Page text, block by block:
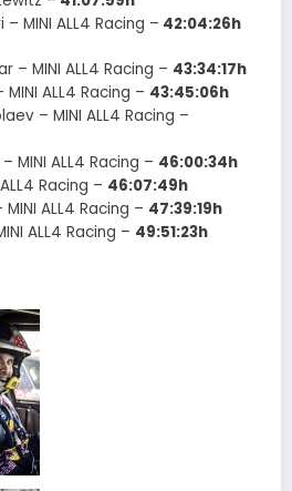
MINI ALL4 Racing – 42:04:26h
– MINI ALL4 Racing – 43:34:17h
ALL4 Racing – 43:45:06h
– MINI ALL4 Racing –
MINI ALL4 Racing – 46:00:34h
Racing – 46:07:49h
ALL4 Racing – 47:39:19h
ALL4 Racing – 49:51:23h